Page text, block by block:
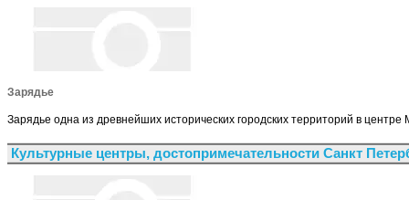
Зарядье
Зарядье одна из древнейших исторических городских территорий в
Культурные центры, достопримечательности Санкт